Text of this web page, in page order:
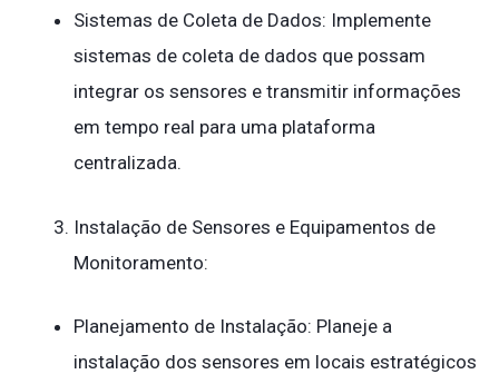
Sistemas de Coleta de Dados: Implemente
sistemas de coleta de dados que possam
integrar os sensores e transmitir informações
em tempo real para uma plataforma
centralizada.
Instalação de Sensores e Equipamentos de
Monitoramento:
Planejamento de Instalação: Planeje a
instalação dos sensores em locais estratégicos